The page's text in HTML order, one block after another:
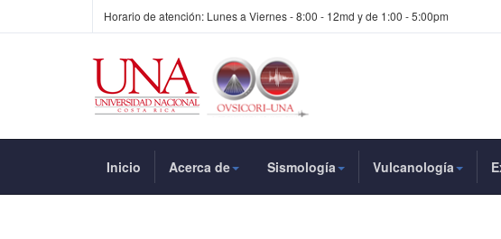
Horario de atención: Lunes a Viernes - 8:00 - 12md y de 1:00 - 5:00pm
Inicio Acerca de Sismología Vulcanología